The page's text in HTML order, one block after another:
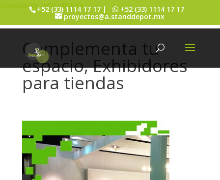
¡Comunícate HOY MISMO!
+52 (33) 1114 17 17 | +52 (33) 1114 17 17
proyectos@a.standdepot.mx
Complementa tu
espacio, Exhibidores
para tiendas